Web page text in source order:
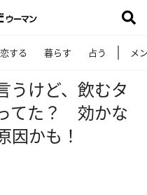
恋する 暮らす 占う メ
うけど、飲むタ
てた？ 効かな
因かも！